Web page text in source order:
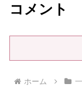
コメント
ホーム